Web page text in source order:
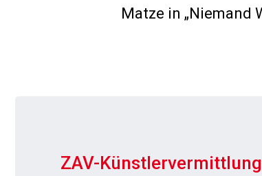
Matze in „Niemand
ZAV-